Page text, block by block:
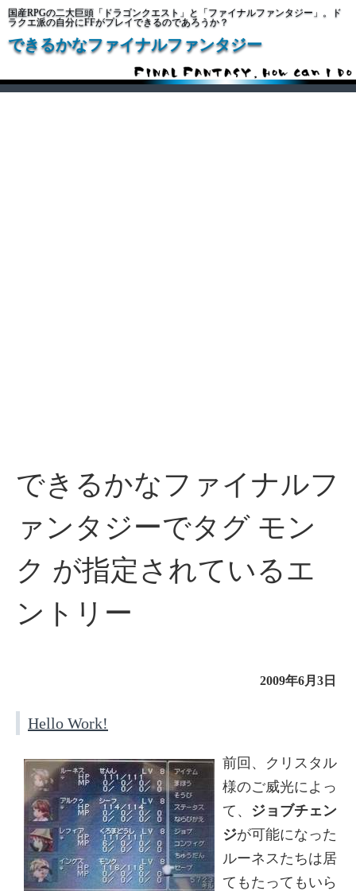
国産RPGの二大巨頭「ドラゴンクエスト」と「ファイナルファンタジー」。ド
ラクエ派の自分にFFがプレイできるのであろうか？
できるかなファイナルファンタジー
できるかなファイナルフ
ァンタジーでタグ モン
ク が指定されているエ
ントリー
2009年6月3日
Hello Work!
前回、クリスタル
様のご威光によっ
て、 ジョブチェン
ジが可能になった
ルーネスたちは居
てもたってもいら